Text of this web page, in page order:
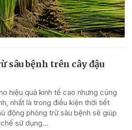
sâu bệnh trên cây đậu
hiệu quả kinh tế cao nhưng cũng
nhất là trong điều kiện thời tiết
động phòng trừ sâu bệnh sẽ giúp
sử dụng...